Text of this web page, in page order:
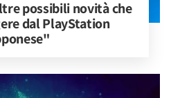
possibili novità che
dal PlayStation